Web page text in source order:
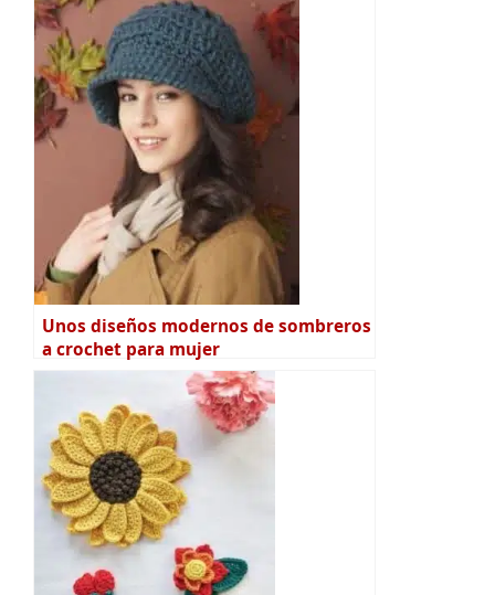
Unos diseños modernos de sombreros
a crochet para mujer